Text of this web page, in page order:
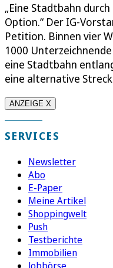
„Eine Stadtbahn
Option.“ Der IG-
Petition. Binnen vier
1000
eine Stadtbahn
eine alternative
ANZEIGE X
SERVICES
Newsletter
Abo
E-Paper
Meine Artikel
Shoppingwelt
Push
Testberichte
Immobilien